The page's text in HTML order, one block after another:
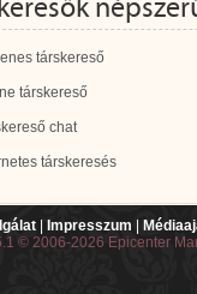
társkereső
társkereső
chat
társkeresés
Impresszum
© 2006-2026 Epicenter